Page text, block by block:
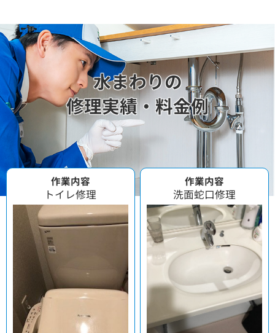
水まわりの
修理実績・料金例
作業内容
トイレ修理
作業内容
洗面蛇口修理